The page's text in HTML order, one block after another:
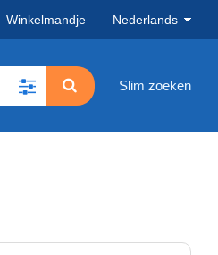
Winkelmandje Nederlands
Slim zoeken